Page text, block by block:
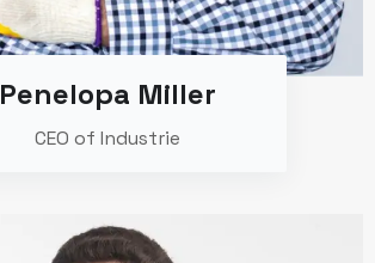
Penelopa Miller
CEO of Industrie